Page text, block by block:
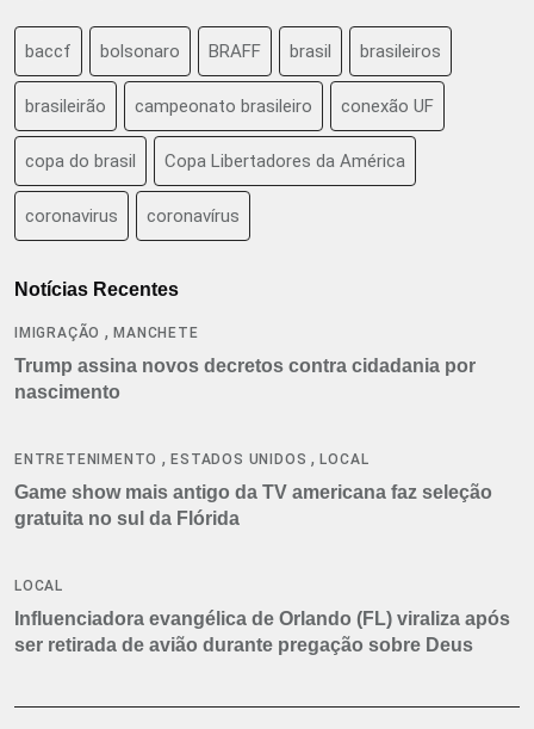
baccf bolsonaro BRAFF brasil brasileiros
brasileirão campeonato brasileiro conexão UF
copa do brasil Copa Libertadores da América
coronavirus coronavírus
Notícias Recentes
IMIGRAÇÃO ,MANCHETE
Trump assina novos decretos contra cidadania por
nascimento
ENTRETENIMENTO ,ESTADOS UNIDOS ,LOCAL
Game show mais antigo da TV americana faz seleção
gratuita no sul da Flórida
LOCAL
Influenciadora evangélica de Orlando (FL) viraliza após
ser retirada de avião durante pregação sobre Deus